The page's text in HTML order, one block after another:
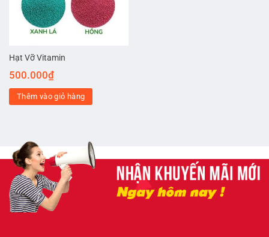
Hạt Vỡ Vitamin
500.000₫
Thêm vào giỏ hàng